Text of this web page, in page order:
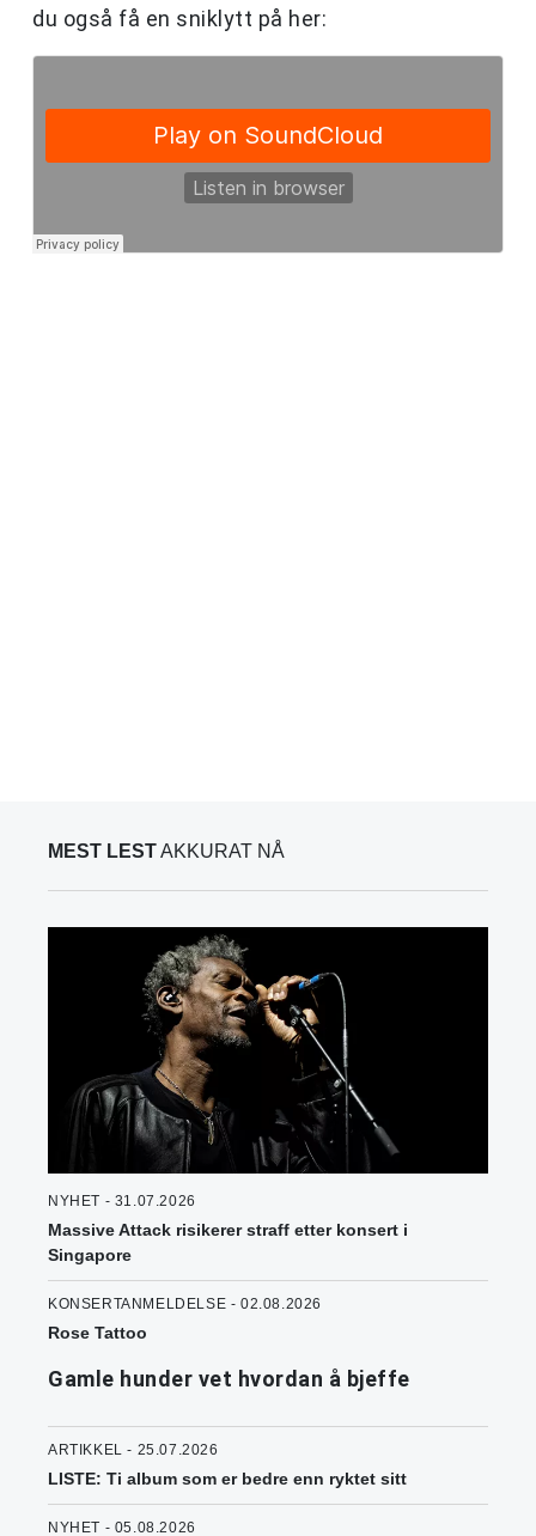
du også få en sniklytt på her:
MEST LESTAKKURAT NÅ
NYHET - 31.07.2026
Massive Attack risikerer straff etter konsert i
Singapore
KONSERTANMELDELSE - 02.08.2026
Rose Tattoo
Gamle hunder vet hvordan å bjeffe
ARTIKKEL - 25.07.2026
LISTE: Ti album som er bedre enn ryktet sitt
NYHET - 05.08.2026